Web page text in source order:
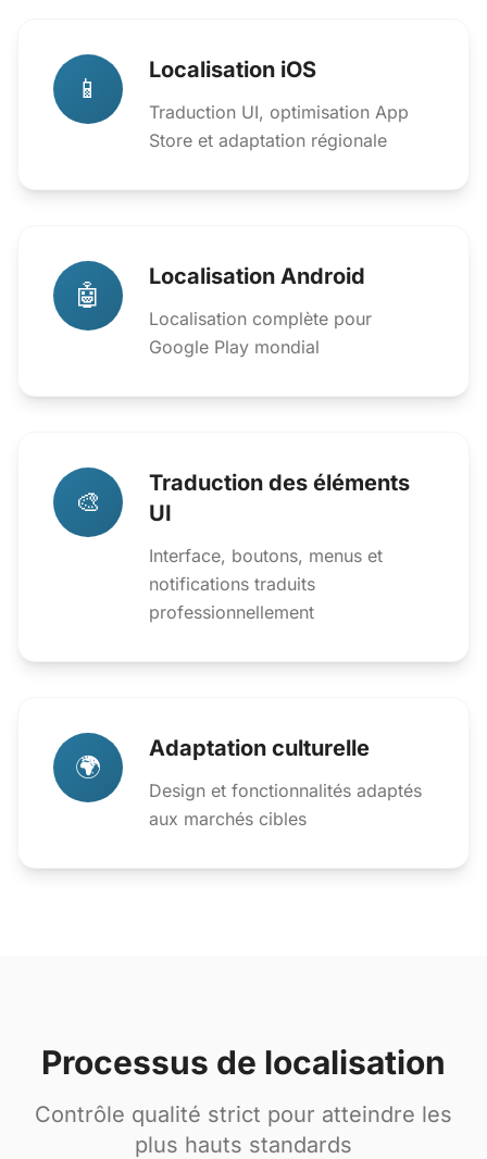
📱
Localisation iOS
Traduction UI, optimisation App
Store et adaptation régionale
🤖
Localisation Android
Localisation complète pour
Google Play mondial
🎨
Traduction des éléments
UI
Interface, boutons, menus et
notifications traduits
professionnellement
🌍
Adaptation culturelle
Design et fonctionnalités adaptés
aux marchés cibles
Processus de localisation
Contrôle qualité strict pour atteindre les
plus hauts standards